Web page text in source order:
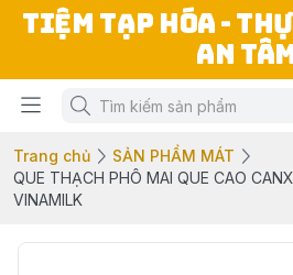
TIỆM TẠP HÓA -
AN
Trang chủ
SẢN PHẨM MÁT
QUE THẠCH PHÔ MAI QUE CAO
VINAMILK